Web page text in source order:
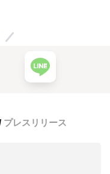
プレスリリース